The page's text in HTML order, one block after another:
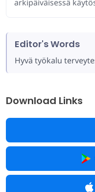
arkipäiväisessä
Editor's Words
Hyvä työkalu
Download Links